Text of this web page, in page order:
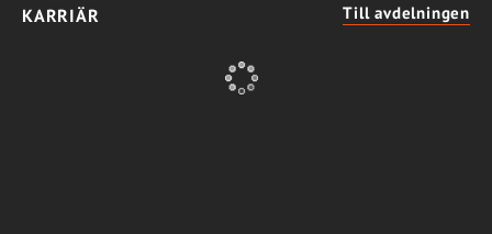
KARRIÄR Till avdelningen